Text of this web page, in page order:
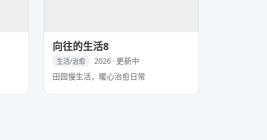
向往的生活8
生活/治愈
2026 · 更新中
田园慢生活，暖心治愈日常